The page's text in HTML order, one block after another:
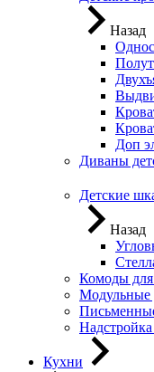
Назад
Доп
Диваны
Детские
Назад
Комоды для
Модульные
Кухни